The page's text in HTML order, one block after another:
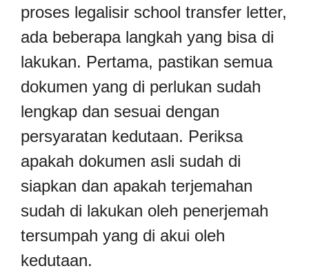
proses legalisir school transfer letter,
ada beberapa langkah yang bisa di
lakukan. Pertama, pastikan semua
dokumen yang di perlukan sudah
lengkap dan sesuai dengan
persyaratan kedutaan. Periksa
apakah dokumen asli sudah di
siapkan dan apakah terjemahan
sudah di lakukan oleh penerjemah
tersumpah yang di akui oleh
kedutaan.